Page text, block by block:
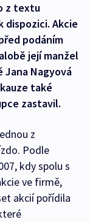
z textu
dispozici. Akcie
podáním
její manžel
Jana Nagyová
také
zastavil.
z
Podle
kdy spolu s
ve firmě,
akcií pořídila